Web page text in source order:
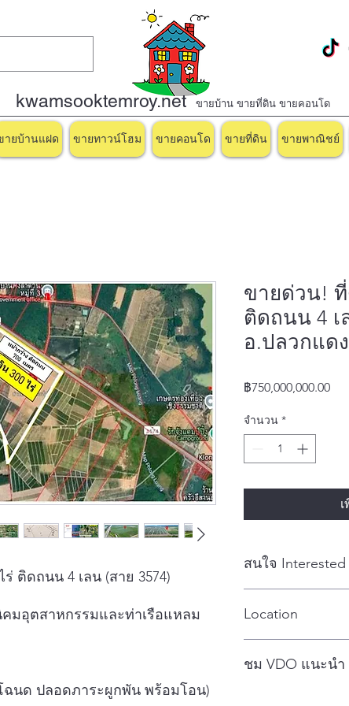
kwamsooktemroy.netขายบ้าน ขายที่ดิน ขายคอนโด
ายบ้านแฝด ขายทาวน์โฮม ขายคอนโด ขายที่ดิน ขายพาณิชย์
ติดถนน 4 เลน (สาย 3574)
คมอุตสาหกรรมและท่าเรือแหลม
ฉนด ปลอดภาระผูกพัน พร้อมโอน)
ขายด่วน! ที่
ติดถนน 4 เ
อ.ปลวกแด
฿750,000,000.00ราค
จำนวน *
สนใจ Interested
Line ID:
Location
ชม VDO แนะนำ